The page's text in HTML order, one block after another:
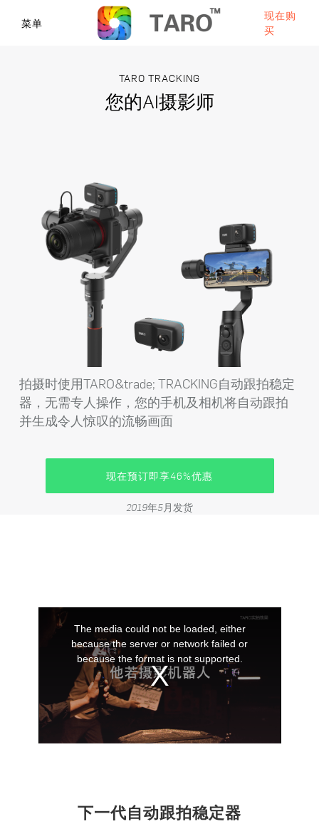
菜单
现在购
买
TARO TRACKING
您的AI摄影师
拍摄时使用TARO&trade; TRACKING自动跟拍稳定
器，无需专人操作，您的手机及相机将自动跟拍
并生成令人惊叹的流畅画面
现在预订即享46%优惠
2019年5月发货
The media could not be loaded, either
because the server or network failed or
because the format is not supported.
下一代自动跟拍稳定器